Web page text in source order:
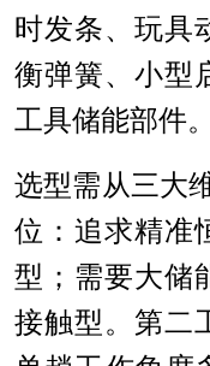
时发条、玩具
衡弹簧、小型
工具储能部件。
选型需从三大
位：追求精准
型；需要大储
接触型。第二